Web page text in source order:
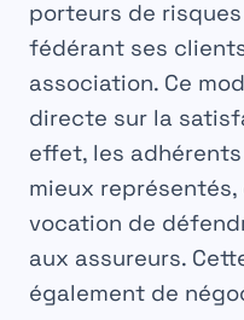
porteurs de
fédérant ses
association. Ce
directe sur la
effet, les
mieux
vocation de
aux assureurs.
également de